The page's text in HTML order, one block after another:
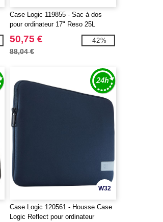
Case Logic 119855 - Sac à dos
pour ordinateur 17" Reso 25L
50,75 €
88,04 €
-42%
W32
Case Logic 120561 - Housse Case
Logic Reflect pour ordinateur